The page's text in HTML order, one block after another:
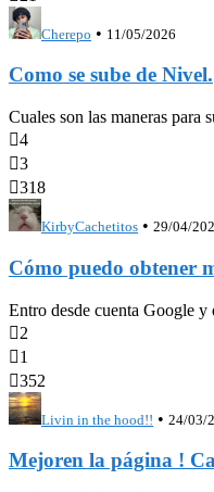
Cherepo • 11/05/2026
Como se sube de Nivel.
Cuales son las maneras para
4
3
318
KirbyCachetitos • 29/04/
Cómo puedo obtener
Entro desde cuenta Google
2
1
352
Livin in the hood!! • 24/03/
Mejoren la página !